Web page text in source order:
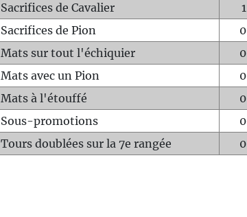
Sacrifices de Cavalier
1
Sacrifices de Pion
0
Mats sur tout l'échiquier
0
Mats avec un Pion
0
Mats à l'étouffé
0
Sous-promotions
0
Tours doublées sur la 7e rangée
0